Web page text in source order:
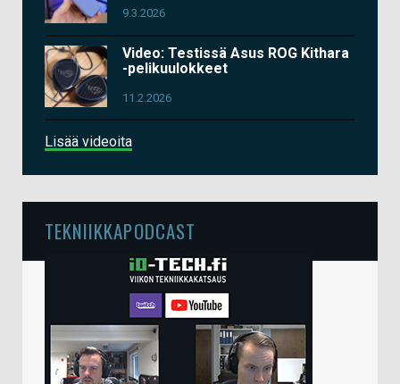
9.3.2026
Video: Testissä Asus ROG Kithara
-pelikuulokkeet
11.2.2026
Lisää videoita
TEKNIIKKAPODCAST